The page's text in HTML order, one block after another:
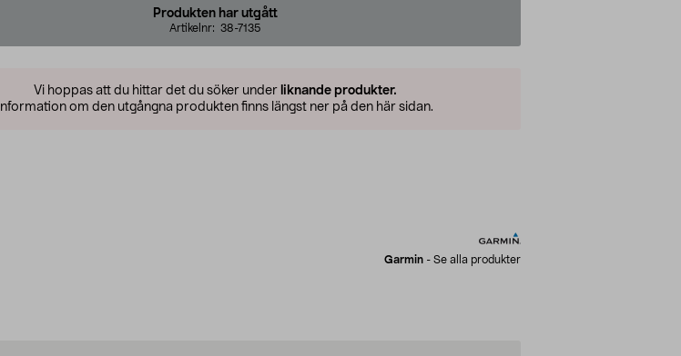
Produkten har utgått
Artikelnr: 38-7135
Vi hoppas att du hittar det du söker under liknande produkter.
Information om den utgångna produkten finns längst ner på den här sidan.
Garmin - Se alla produkter